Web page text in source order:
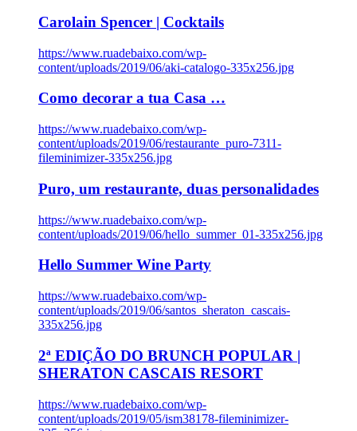
Carolain Spencer | Cocktails
https://www.ruadebaixo.com/wp-
content/uploads/2019/06/aki-catalogo-335x256.jpg
Como decorar a tua Casa …
https://www.ruadebaixo.com/wp-
content/uploads/2019/06/restaurante_puro-7311-
fileminimizer-335x256.jpg
Puro, um restaurante, duas personalidades
https://www.ruadebaixo.com/wp-
content/uploads/2019/06/hello_summer_01-335x256.jpg
Hello Summer Wine Party
https://www.ruadebaixo.com/wp-
content/uploads/2019/06/santos_sheraton_cascais-
335x256.jpg
2ª EDIÇÃO DO BRUNCH POPULAR |
SHERATON CASCAIS RESORT
https://www.ruadebaixo.com/wp-
content/uploads/2019/05/ism38178-fileminimizer-